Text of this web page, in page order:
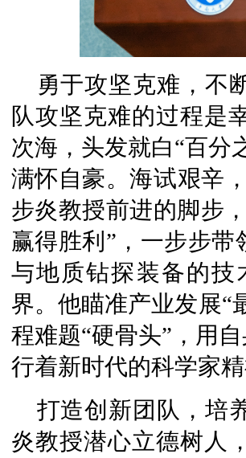
勇于攻坚克难，不
队攻坚克难的过程是
次海，头发就白“百分
满怀自豪。海试艰辛
步炎教授前进的脚步
赢得胜利”，一步步
与地质钻探装备的
界。他瞄准产业发展“
程难题“硬骨头”，用
行着新时代的科学家精
打造创新团队，培
炎教授潜心立德树人